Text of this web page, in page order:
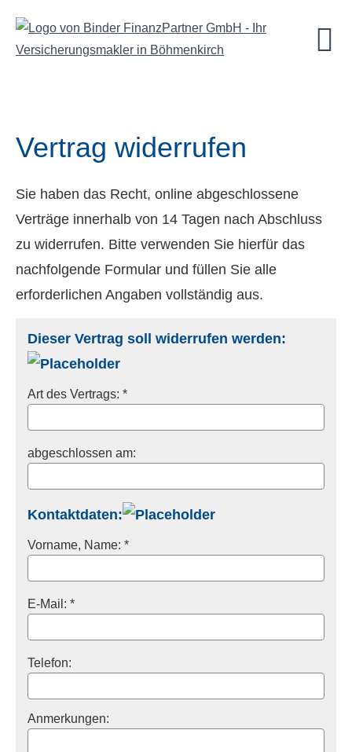
Vertrag widerrufen
Sie haben das Recht, online abgeschlossene
Verträge innerhalb von 14 Tagen nach Abschluss
zu widerrufen. Bitte verwenden Sie hierfür das
nachfolgende Formular und füllen Sie alle
erforderlichen Angaben vollständig aus.
Dieser Vertrag soll widerrufen werden:
Art des Vertrags: *
abgeschlossen am:
Kontaktdaten:
Vorname, Name: *
E-Mail: *
Telefon:
Anmerkungen: